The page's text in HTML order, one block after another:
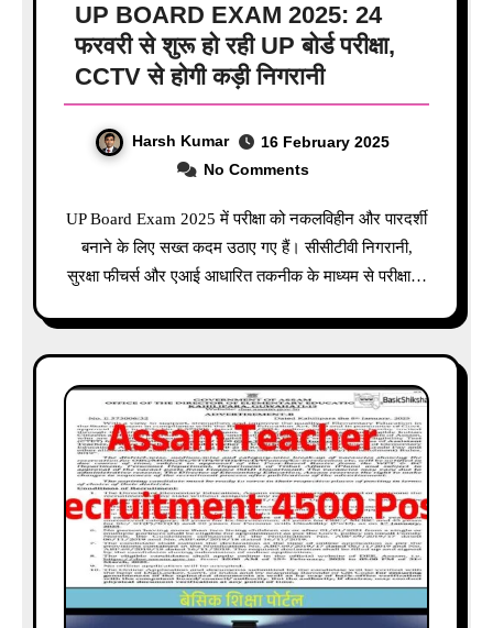
UP BOARD EXAM 2025: 24
फरवरी से शुरू हो रही UP बोर्ड परीक्षा,
CCTV से होगी कड़ी निगरानी
Harsh Kumar
16 February 2025
No Comments
UP Board Exam 2025 में परीक्षा को नकलविहीन और पारदर्शी
बनाने के लिए सख्त कदम उठाए गए हैं। सीसीटीवी निगरानी,
सुरक्षा फीचर्स और एआई आधारित तकनीक के माध्यम से परीक्षा…